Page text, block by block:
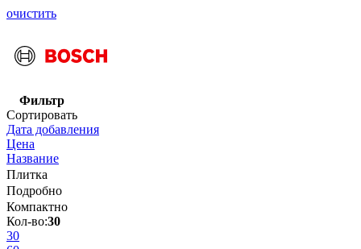
очистить
Фильтр
Сортировать
Дата добавления
Цена
Название
Плитка
Подробно
Компактно
Кол-во:30
30